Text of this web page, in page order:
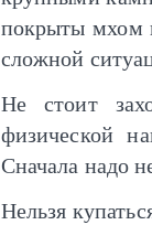
покрыты мхом
сложной
Не стоит
физической
Сначала надо
Нельзя